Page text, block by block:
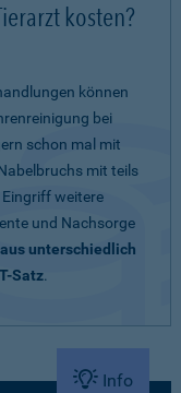
kosten?
können
bei
schon mal mit
mit teils
Eingriff weitere
und Nachsorge
unterschiedlich
Satz.
Info